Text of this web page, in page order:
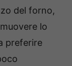
del forno,
lo
preferire